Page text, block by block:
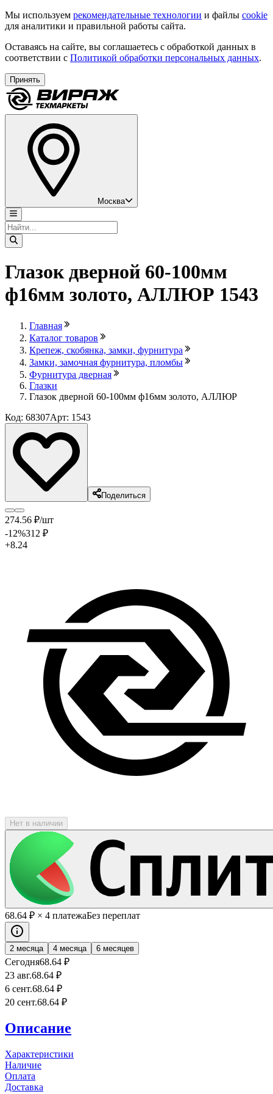
Мы используем рекомендательные технологии и файлы cookie
для аналитики и правильной работы сайта.
Оставаясь на сайте, вы соглашаетесь с обработкой данных в
соответствии с Политикой обработки персональных данных.
Принять
Москва
Глазок дверной 60-100мм
ф16мм золото, АЛЛЮР 1543
Главная
Каталог товаров
Крепеж, скобянка, замки, фурнитура
Замки, замочная фурнитура, пломбы
Фурнитура дверная
Глазки
Глазок дверной 60-100мм ф16мм золото, АЛЛЮР
Код: 68307Арт: 1543
Поделиться
274.56 ₽/шт
-12%312 ₽
+8.24
Нет в наличии
68.64 ₽ × 4 платежаБез переплат
2 месяца 4 месяца 6 месяцев
Сегодня68.64 ₽
23 авг.68.64 ₽
6 сент.68.64 ₽
20 сент.68.64 ₽
Описание
Характеристики
Наличие
Оплата
Доставка